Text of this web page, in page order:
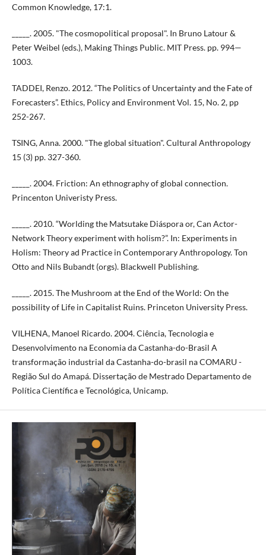
Common Knowledge, 17:1.
_____. 2005. "The cosmopolitical proposal". In Bruno Latour &
Peter Weibel (eds.), Making Things Public. MIT Press. pp. 994—
1003.
TADDEI, Renzo. 2012. “The Politics of Uncertainty and the Fate of
Forecasters”. Ethics, Policy and Environment Vol. 15, No. 2, pp
252-267.
TSING, Anna. 2000. "The global situation". Cultural Anthropology
15 (3) pp. 327-360.
_____. 2004. Friction: An ethnography of global connection.
Princenton Univeristy Press.
_____. 2010. “Worlding the Matsutake Diáspora or, Can Actor-
Network Theory experiment with holism?”. In: Experiments in
Holism: Theory ad Practice in Contemporary Anthropology. Ton
Otto and Nils Bubandt (orgs). Blackwell Publishing.
_____. 2015. The Mushroom at the End of the World: On the
possibility of Life in Capitalist Ruins. Princeton University Press.
VILHENA, Manoel Ricardo. 2004. Ciência, Tecnologia e
Desenvolvimento na Economia da Castanha-do-Brasil A
transformação industrial da Castanha-do-brasil na COMARU -
Região Sul do Amapá. Dissertação de Mestrado Departamento de
Política Científica e Tecnológica, Unicamp.